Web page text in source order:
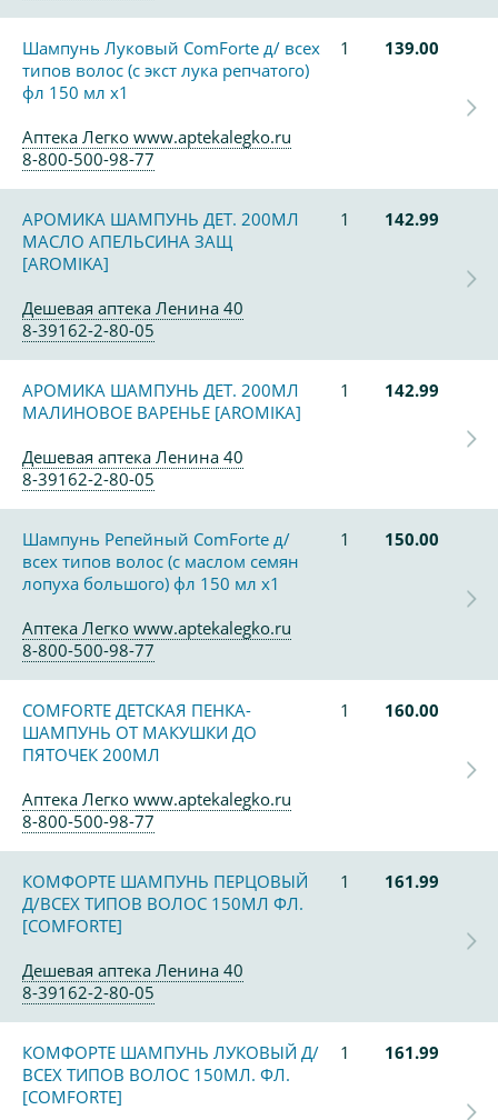
Шампунь Луковый ComForte д/ всех
типов волос (с экст лука репчатого)
фл 150 мл х1
1 139.00
Аптека Легко www.aptekalegko.ru
8-800-500-98-77
АРОМИКА ШАМПУНЬ ДЕТ. 200МЛ
МАСЛО АПЕЛЬСИНА ЗАЩ
[AROMIKA]
1 142.99
Дешевая аптека Ленина 40
8-39162-2-80-05
АРОМИКА ШАМПУНЬ ДЕТ. 200МЛ
МАЛИНОВОЕ ВАРЕНЬЕ [AROMIKA]
1 142.99
Дешевая аптека Ленина 40
8-39162-2-80-05
Шампунь Репейный ComForte д/
всех типов волос (с маслом семян
лопуха большого) фл 150 мл х1
1 150.00
Аптека Легко www.aptekalegko.ru
8-800-500-98-77
COMFORTE ДЕТСКАЯ ПЕНКА-
ШАМПУНЬ ОТ МАКУШКИ ДО
ПЯТОЧЕК 200МЛ
1 160.00
Аптека Легко www.aptekalegko.ru
8-800-500-98-77
КОМФОРТЕ ШАМПУНЬ ПЕРЦОВЫЙ
Д/ВСЕХ ТИПОВ ВОЛОС 150МЛ ФЛ.
[COMFORTE]
1 161.99
Дешевая аптека Ленина 40
8-39162-2-80-05
КОМФОРТЕ ШАМПУНЬ ЛУКОВЫЙ Д/
ВСЕХ ТИПОВ ВОЛОС 150МЛ. ФЛ.
[COMFORTE]
1 161.99